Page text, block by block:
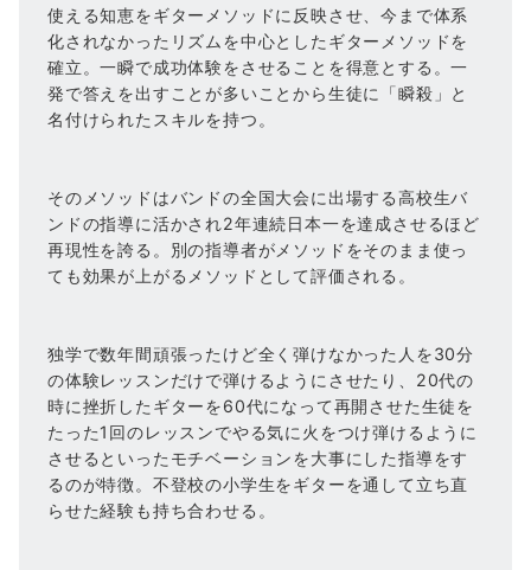
使える知恵をギターメソッドに反映させ、今まで体系
化されなかったリズムを中心としたギターメソッドを
確立。一瞬で成功体験をさせることを得意とする。一
発で答えを出すことが多いことから生徒に「瞬殺」と
名付けられたスキルを持つ。
そのメソッドはバンドの全国大会に出場する高校生バ
ンドの指導に活かされ2年連続日本一を達成させるほど
再現性を誇る。別の指導者がメソッドをそのまま使っ
ても効果が上がるメソッドとして評価される。
独学で数年間頑張ったけど全く弾けなかった人を30分
の体験レッスンだけで弾けるようにさせたり、20代の
時に挫折したギターを60代になって再開させた生徒を
たった1回のレッスンでやる気に火をつけ弾けるように
させるといったモチベーションを大事にした指導をす
るのが特徴。不登校の小学生をギターを通して立ち直
らせた経験も持ち合わせる。